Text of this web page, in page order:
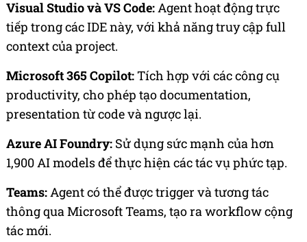
Visual Studio và VS Code:Agent hoạt động trực
tiếp trong các IDE này, với khả năng truy cập full
context của project.
Microsoft 365 Copilot:Tích hợp với các công cụ
productivity, cho phép tạo documentation,
presentation từ code và ngược lại.
Azure AI Foundry: Sử dụng sức mạnh của hơn
1,900 AI models để thực hiện các tác vụ phức tạp.
Teams:Agent có thể được trigger và tương tác
thông qua Microsoft Teams, tạo ra workflow cộng
tác mới.